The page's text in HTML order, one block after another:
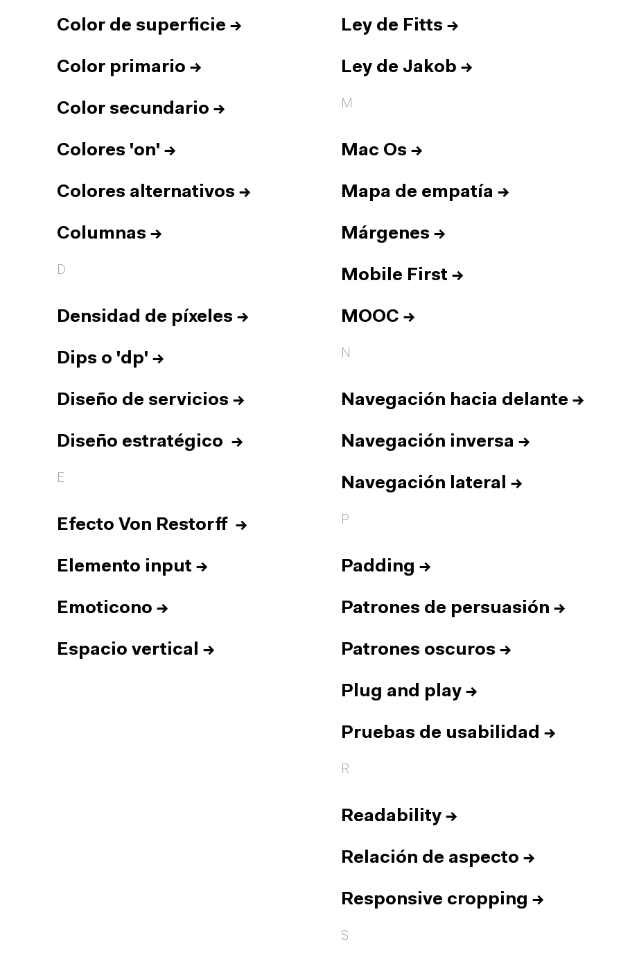
Color de superficie →
Color primario →
Color secundario →
Colores 'on' →
Colores alternativos →
Columnas →
D
Densidad de píxeles →
Dips o 'dp' →
Diseño de servicios →
Diseño estratégico →
E
Efecto Von Restorff →
Elemento input →
Emoticono →
Espacio vertical →
Ley de Fitts →
Ley de Jakob →
M
Mac Os →
Mapa de empatía →
Márgenes →
Mobile First →
MOOC →
N
Navegación hacia delante →
Navegación inversa →
Navegación lateral →
P
Padding →
Patrones de persuasión →
Patrones oscuros →
Plug and play →
Pruebas de usabilidad →
R
Readability →
Relación de aspecto →
Responsive cropping →
S